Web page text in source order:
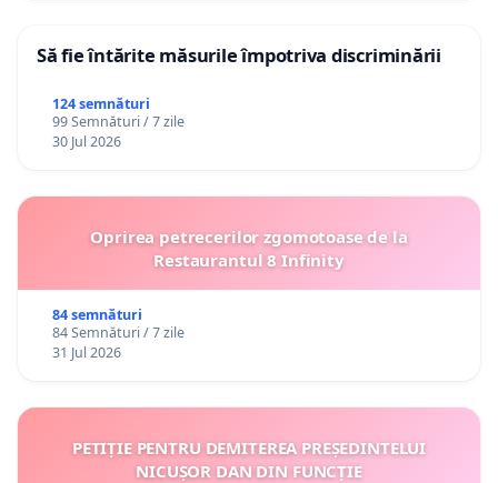
Să fie întărite măsurile împotriva discriminării
124 semnături
99 Semnături / 7 zile
30 Jul 2026
Oprirea petrecerilor zgomotoase de la
Restaurantul 8 Infinity
84 semnături
84 Semnături / 7 zile
31 Jul 2026
PETIȚIE PENTRU DEMITEREA PREȘEDINTELUI
NICUȘOR DAN DIN FUNCȚIE